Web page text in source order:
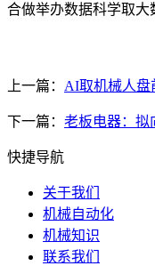
合做举办数据科学取大
上一篇： AI取机械人盘
下一篇： 老板电器：拟
快捷导航
关于我们
机械自动化
机械知识
联系我们